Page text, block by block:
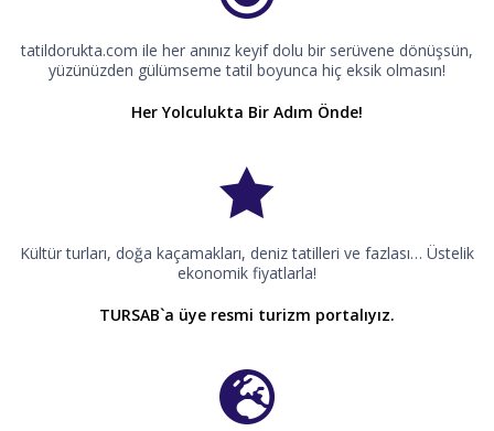
tatildorukta.com ile her anınız keyif dolu bir serüvene dönüşsün,
yüzünüzden gülümseme tatil boyunca hiç eksik olmasın!
Her Yolculukta Bir Adım Önde!
Kültür turları, doğa kaçamakları, deniz tatilleri ve fazlası… Üstelik
ekonomik fiyatlarla!
TURSAB`a üye resmi turizm portalıyız.